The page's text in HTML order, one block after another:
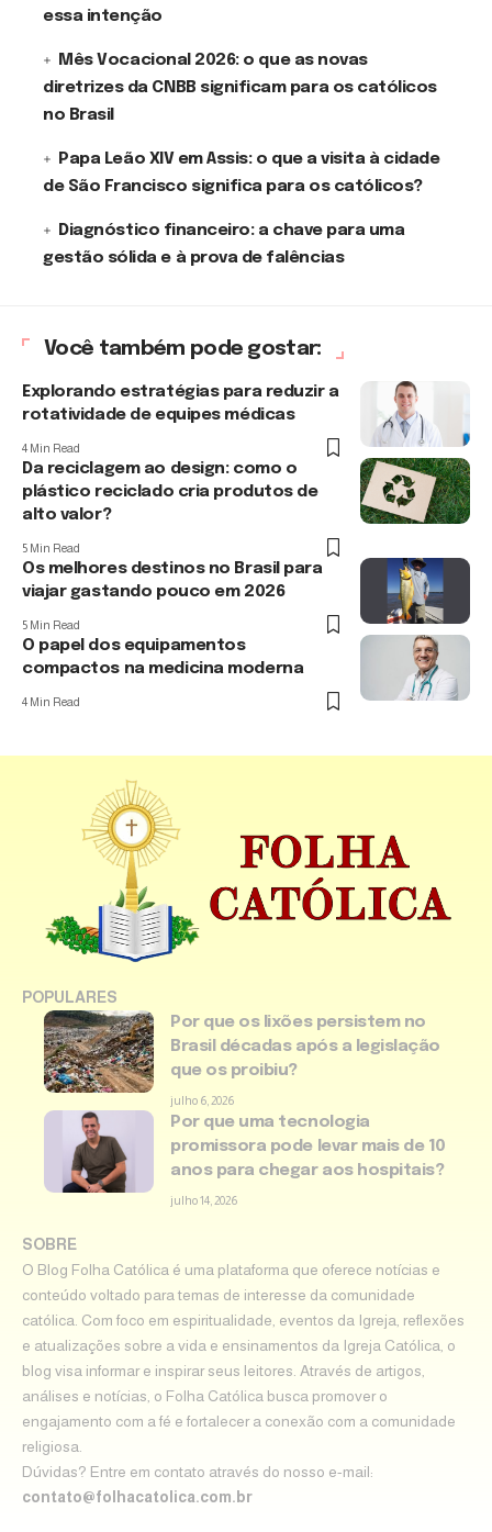
essa intenção
Mês Vocacional 2026: o que as novas
diretrizes da CNBB significam para os católicos
no Brasil
Papa Leão XIV em Assis: o que a visita à cidade
de São Francisco significa para os católicos?
Diagnóstico financeiro: a chave para uma
gestão sólida e à prova de falências
Você também pode gostar:
Explorando estratégias para reduzir a
rotatividade de equipes médicas
4 Min Read
Da reciclagem ao design: como o
plástico reciclado cria produtos de
alto valor?
5 Min Read
Os melhores destinos no Brasil para
viajar gastando pouco em 2026
5 Min Read
O papel dos equipamentos
compactos na medicina moderna
4 Min Read
POPULARES
Por que os lixões persistem no
Brasil décadas após a legislação
que os proibiu?
julho 6, 2026
Por que uma tecnologia
promissora pode levar mais de 10
anos para chegar aos hospitais?
julho 14, 2026
SOBRE
O Blog Folha Católica é uma plataforma que oferece notícias e
conteúdo voltado para temas de interesse da comunidade
católica. Com foco em espiritualidade, eventos da Igreja, reflexões
e atualizações sobre a vida e ensinamentos da Igreja Católica, o
blog visa informar e inspirar seus leitores. Através de artigos,
análises e notícias, o Folha Católica busca promover o
engajamento com a fé e fortalecer a conexão com a comunidade
religiosa.
Dúvidas? Entre em contato através do nosso e-mail:
contato@folhacatolica.com.br